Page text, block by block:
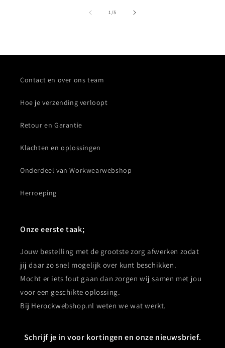
1/van
5
Contact en over ons team
Hoe je verzending verloopt
Retour en Garantie
Klachten en oplossingen
Onderdeel van Workwearwebshop
Herroeping
Onze eerste taak;
Jouw bestelling met de grootste zorg afwerken zodat
jij daar zo snel mogelijk over kunt beschikken.
Mocht er iets fout gaan dan zorgen wij samen met jou
voor een geschikte oplossing.
Bij Herockwebshop.nl weten we wat werkt.
Schrijf je in voor kortingen en onze nieuwsbrief.